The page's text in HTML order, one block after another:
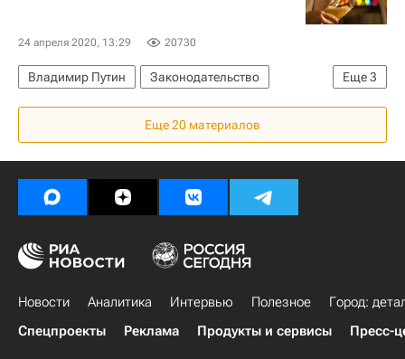
Коронавирус в России
24 апреля 2020, 13:29 20730
Еще3
Владимир Путин
Законодательство
Жилье
Коммерческая недвижимость
Торговая недвижимость
Еще 20 материалов
Новости Аналитика Интервью Полезное
Город:
Спецпроекты
Реклама Продукты и сервисы Пресс-